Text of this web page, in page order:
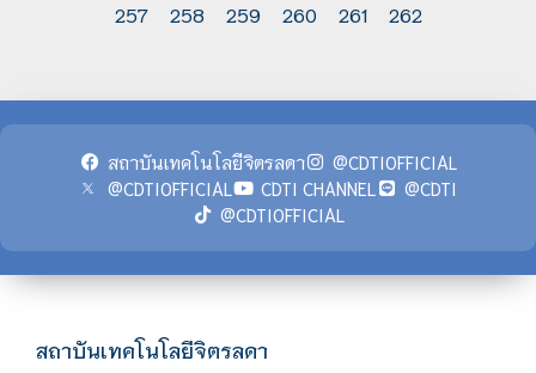
257
258 259 260 261 262
สถาบันเทคโนโลยีจิตรลดา
@CDTIOFFICIAL
@CDTIOFFICIAL
CDTI CHANNEL
@CDTI
@CDTIOFFICIAL
สถาบันเทคโนโลยีจิตรลดา